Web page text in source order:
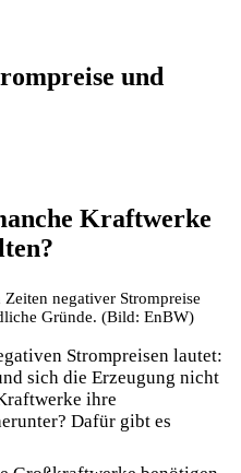
und
Kraftwerke
negativer Strompreise
Gründe. (Bild: EnBW)
Strompreisen lautet:
sich die Erzeugung nicht
ihre
Dafür gibt es